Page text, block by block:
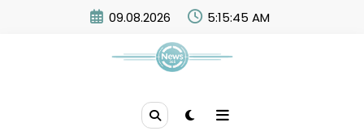
09.08.2026 5:15:46 AM